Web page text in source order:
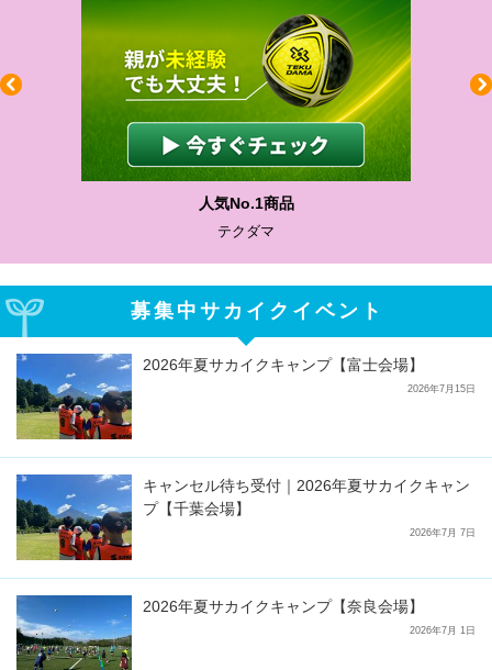
人気No.1商品
テクダマ
募集中サカイクイベント
2026年夏サカイクキャンプ【富士会場】
2026年7月15日
キャンセル待ち受付｜2026年夏サカイクキャン
プ【千葉会場】
2026年7月 7日
2026年夏サカイクキャンプ【奈良会場】
2026年7月 1日